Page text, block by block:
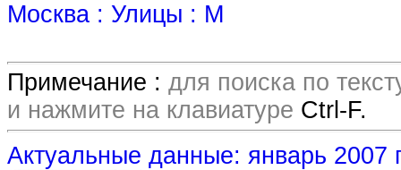
Москва : Улицы : М
Примечание : для поиска по
и нажмите на клавиатуре Ctrl-F.
Актуальные данные: январь 2007